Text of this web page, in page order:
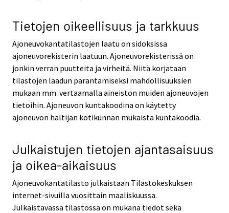
Tietojen oikeellisuus ja tarkkuus
Ajoneuvokantatilastojen laatu on sidoksissa
ajoneuvorekisterin laatuun. Ajoneuvorekisterissä on
jonkin verran puutteita ja virheitä. Niitä korjataan
tilastojen laadun parantamiseksi mahdollisuuksien
mukaan mm. vertaamalla aineiston muiden ajoneuvojen
tietoihin. Ajoneuvon kuntakoodina on käytetty
ajoneuvon haltijan kotikunnan mukaista kuntakoodia.
Julkaistujen tietojen ajantasaisuus
ja oikea-aikaisuus
Ajoneuvokantatilasto julkaistaan Tilastokeskuksen
internet-sivuilla vuosittain maaliskuussa.
Julkaistavassa tilastossa on mukana tiedot sekä